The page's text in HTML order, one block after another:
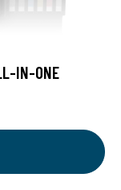
IN-ONE